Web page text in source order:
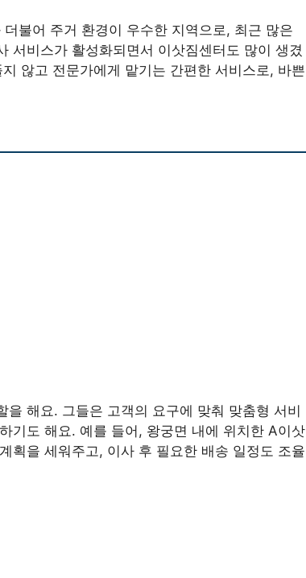
불어 주거 환경이 우수한 지역으로, 최근 많은
서비스가 활성화되면서 이삿짐센터도 많이 생겼
않고 전문가에게 맡기는 간편한 서비스로, 바쁜
해요. 그들은 고객의 요구에 맞춰 맞춤형 서비
기도 해요. 예를 들어, 왕궁면 내에 위치한 A이삿
획을 세워주고, 이사 후 필요한 배송 일정도 조율